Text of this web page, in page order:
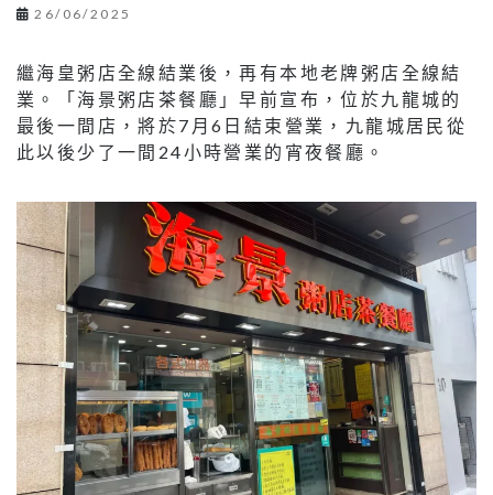
26/06/2025
繼海皇粥店全線結業後，再有本地老牌粥店全線結
業。「海景粥店茶餐廳」早前宣布，位於九龍城的
最後一間店，將於7月6日結束營業，九龍城居民從
此以後少了一間24小時營業的宵夜餐廳。